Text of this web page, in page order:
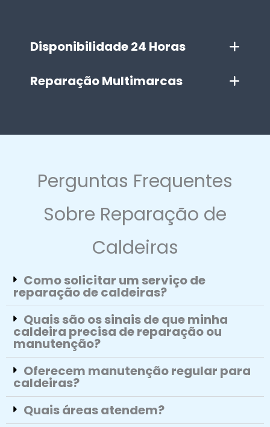
Disponibilidade 24 Horas
Reparação Multimarcas
Perguntas Frequentes
Sobre Reparação de
Caldeiras
Como solicitar um serviço de
reparação de caldeiras?
Quais são os sinais de que minha
caldeira precisa de reparação ou
manutenção?
Oferecem manutenção regular para
caldeiras?
Quais áreas atendem?